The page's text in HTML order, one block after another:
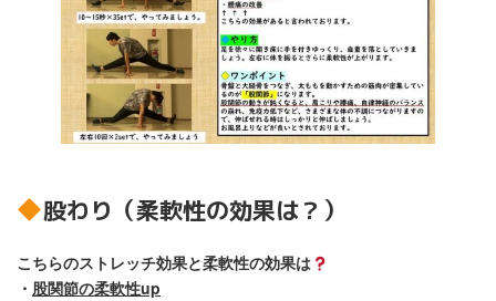
股わり（柔軟性の効果は？）
こちらのストレッチ効果と柔軟性の効果は
・ 股関節の柔軟性up